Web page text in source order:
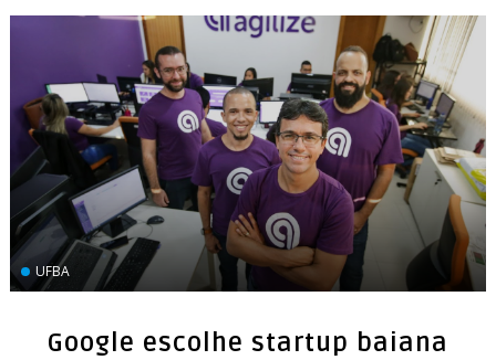
UFBA
Google escolhe startup baiana